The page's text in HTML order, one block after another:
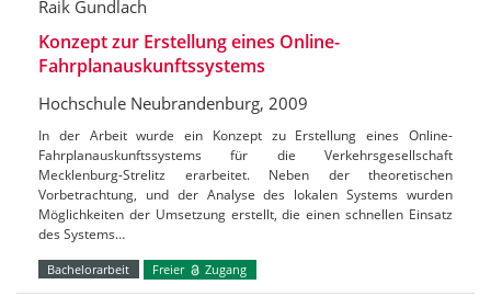
Raik Gundlach
Konzept zur Erstellung eines Online-
Fahrplanauskunftssystems
Hochschule Neubrandenburg, 2009
In der Arbeit wurde ein Konzept zu Erstellung eines Online-
Fahrplanauskunftssystems für die Verkehrsgesellschaft
Mecklenburg-Strelitz erarbeitet. Neben der theoretischen
Vorbetrachtung, und der Analyse des lokalen Systems wurden
Möglichkeiten der Umsetzung erstellt, die einen schnellen Einsatz
des Systems…
Bachelorarbeit Freier Zugang